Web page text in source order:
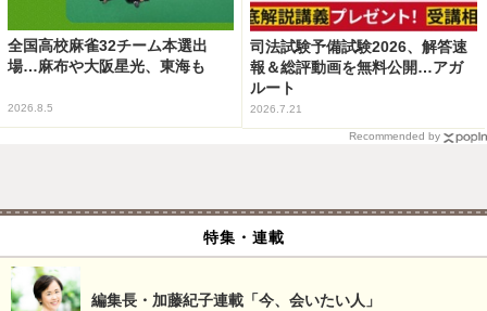
全国高校麻雀32チーム本選出
場…麻布や大阪星光、東海も
2026.8.5
司法試験予備試験2026、解答速
報＆総評動画を無料公開…アガ
ルート
2026.7.21
Recommended by
特集・連載
編集長・加藤紀子連載「今、会いたい人」